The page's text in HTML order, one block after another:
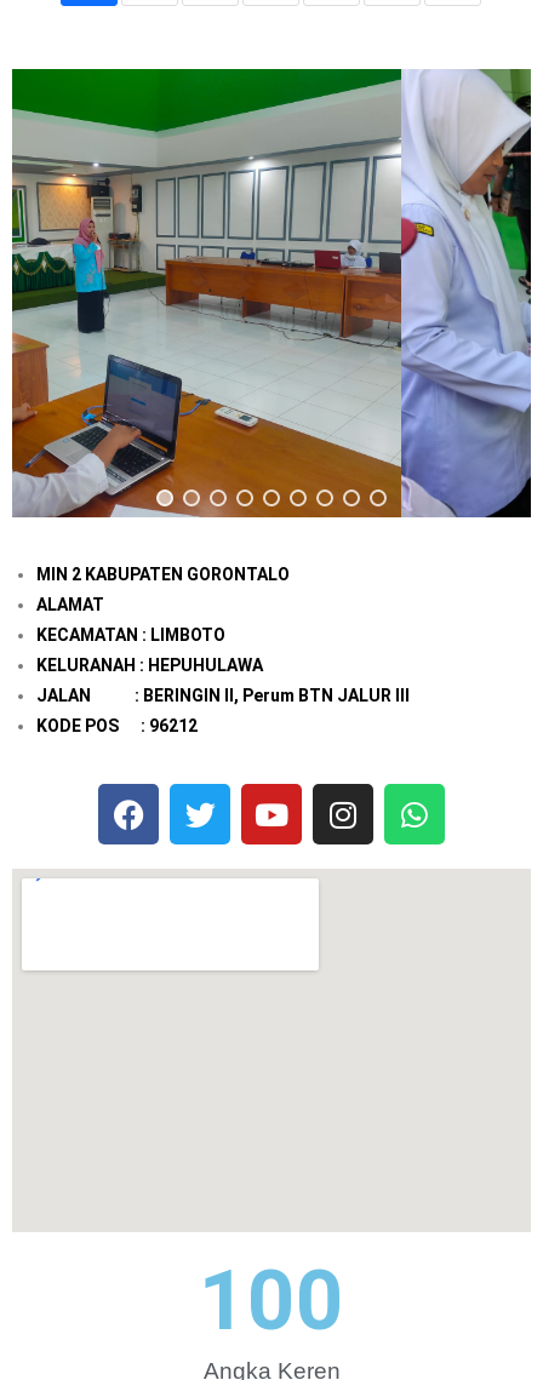
MIN 2 KABUPATEN GORONTALO
ALAMAT
KECAMATAN : LIMBOTO
KELURANAH : HEPUHULAWA
JALAN : BERINGIN II, Perum BTN JALUR III
KODE POS : 96212
Angka Keren
100